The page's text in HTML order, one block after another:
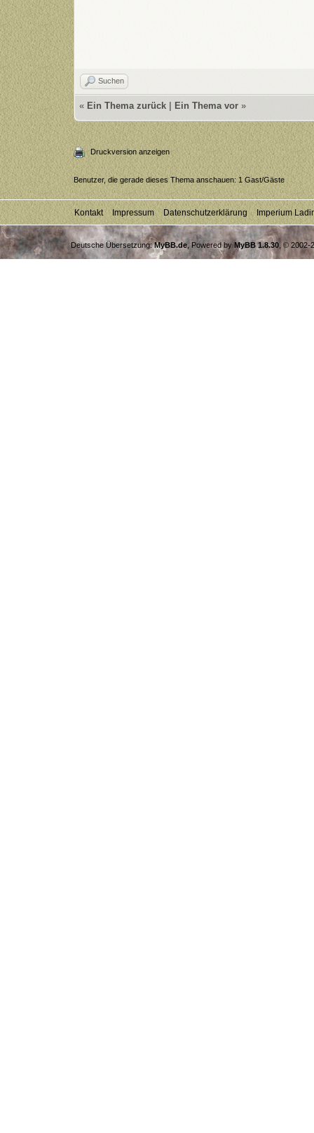
Suchen
« Ein Thema zurück| Ein Thema vor»
Druckversion anzeigen
Benutzer, die gerade dieses Thema anschauen: 1 Gast/Gäste
Kontakt Impressum Datenschutzerklärung Imperium
Deutsche Übersetzung:MyBB.de, Powered byMyBB 1.8.30, © 2002-